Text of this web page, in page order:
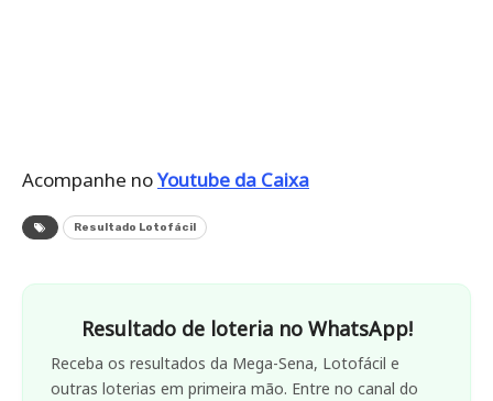
Acompanhe noYoutube da Caixa
Resultado Lotofácil
Resultado de loteria no WhatsApp!
Receba os resultados da Mega-Sena, Lotofácil e
outras loterias em primeira mão. Entre no canal do